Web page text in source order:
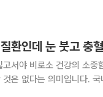
환인데 눈 붓고 충
고서야 비로소 건강의 소
것은 없다는 의미입니다.